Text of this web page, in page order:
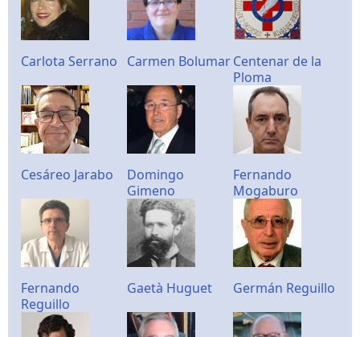
Carlota Serrano Carmen BolumarCentenar de la
Ploma
Cesáreo Jarabo
Domingo
Gimeno
Fernando
Mogaburo
Fernando
Reguillo
Gaetà Huguet Germán Reguillo